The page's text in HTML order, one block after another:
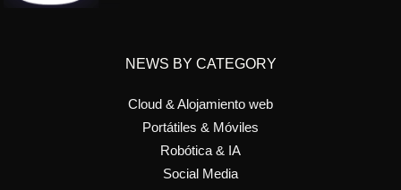
NEWS BY CATEGORY
Cloud & Alojamiento web
Portátiles & Móviles
Robótica & IA
Social Media